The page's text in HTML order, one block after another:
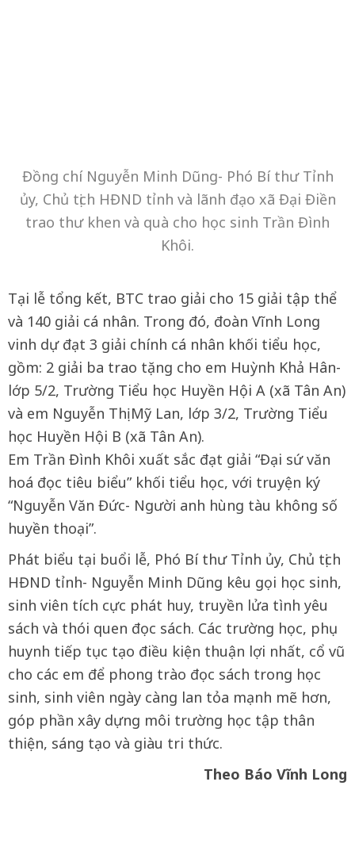
Đồng chí Nguyễn Minh Dũng- Phó Bí thư Tỉnh
ủy, Chủ tịch HĐND tỉnh và lãnh đạo xã Đại Điền
trao thư khen và quà cho học sinh Trần Đình
Khôi.
Tại lễ tổng kết, BTC trao giải cho 15 giải tập thể
và 140 giải cá nhân. Trong đó, đoàn Vĩnh Long
vinh dự đạt 3 giải chính cá nhân khối tiểu học,
gồm: 2 giải ba trao tặng cho em Huỳnh Khả Hân-
lớp 5/2, Trường Tiểu học Huyền Hội A (xã Tân An)
và em Nguyễn Thị Mỹ Lan, lớp 3/2, Trường Tiểu
học Huyền Hội B (xã Tân An).
Em Trần Đình Khôi xuất sắc đạt giải “Đại sứ văn
hoá đọc tiêu biểu” khối tiểu học, với truyện ký
“Nguyễn Văn Đức- Người anh hùng tàu không số
huyền thoại”.
Phát biểu tại buổi lễ, Phó Bí thư Tỉnh ủy, Chủ tịch
HĐND tỉnh- Nguyễn Minh Dũng kêu gọi học sinh,
sinh viên tích cực phát huy, truyền lửa tình yêu
sách và thói quen đọc sách. Các trường học, phụ
huynh tiếp tục tạo điều kiện thuận lợi nhất, cổ vũ
cho các em để phong trào đọc sách trong học
sinh, sinh viên ngày càng lan tỏa mạnh mẽ hơn,
góp phần xây dựng môi trường học tập thân
thiện, sáng tạo và giàu tri thức.
Theo Báo Vĩnh Long